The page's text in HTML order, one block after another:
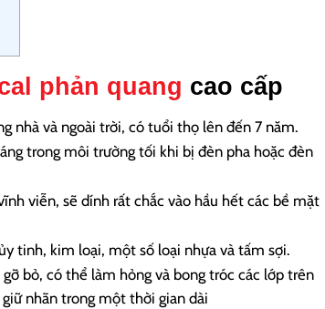
phản quang cao cấp
nhà và ngoài trời, có tuổi thọ lên đến 7 năm.
trong môi trường tối khi bị đèn pha hoặc đèn
viễn, sẽ dính rất chắc vào hầu hết các bề mặt
tinh, kim loại, một số loại nhựa và tấm sợi.
bỏ, có thể làm hỏng và bong tróc các lớp trên
nhãn trong một thời gian dài